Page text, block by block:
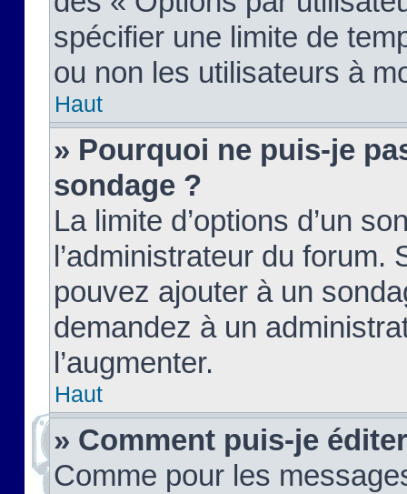
spécifier une limite de
ou non les utilisateurs à
Haut
» Pourquoi ne puis-je
sondage ?
La limite d’options d’un
l’administrateur du forum.
pouvez ajouter à un
demandez à un
l’augmenter.
Haut
» Comment puis-je
Comme pour les